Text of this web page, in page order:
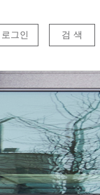
로그인 검 색